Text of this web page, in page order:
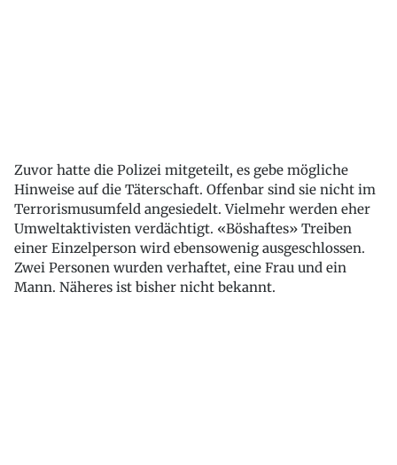
Zuvor hatte die Polizei mitgeteilt, es gebe mögliche
Hinweise auf die Täterschaft. Offenbar sind sie nicht im
Terrorismusumfeld angesiedelt. Vielmehr werden eher
Umweltaktivisten verdächtigt. «Böshaftes» Treiben
einer Einzelperson wird ebensowenig ausgeschlossen.
Zwei Personen wurden verhaftet, eine Frau und ein
Mann. Näheres ist bisher nicht bekannt.